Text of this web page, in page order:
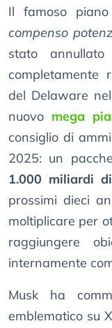
Il famoso
compenso
stato
completamente
del Delaware
nuovo mega
consiglio di
2025: un
1.000 miliardi
prossimi dieci
moltiplicare per
raggiungere
internamente
Musk ha
emblematico su